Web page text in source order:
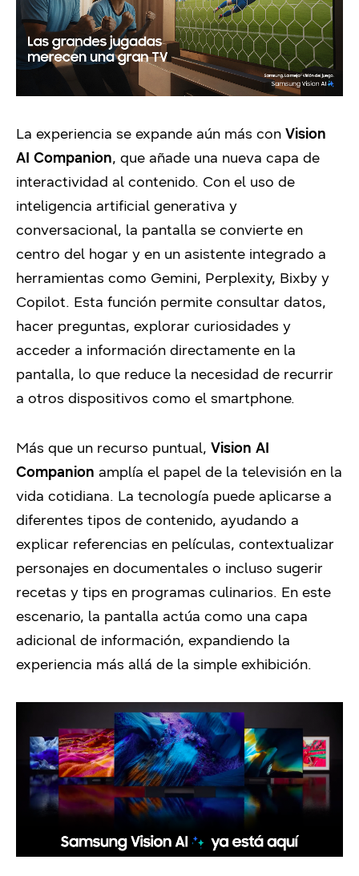
La experiencia se expande aún más con Vision
AI Companion, que añade una nueva capa de
interactividad al contenido. Con el uso de
inteligencia artificial generativa y
conversacional, la pantalla se convierte en
centro del hogar y en un asistente integrado a
herramientas como Gemini, Perplexity, Bixby y
Copilot. Esta función permite consultar datos,
hacer preguntas, explorar curiosidades y
acceder a información directamente en la
pantalla, lo que reduce la necesidad de recurrir
a otros dispositivos como el smartphone.
Más que un recurso puntual, Vision AI
Companion amplía el papel de la televisión en la
vida cotidiana. La tecnología puede aplicarse a
diferentes tipos de contenido, ayudando a
explicar referencias en películas, contextualizar
personajes en documentales o incluso sugerir
recetas y tips en programas culinarios. En este
escenario, la pantalla actúa como una capa
adicional de información, expandiendo la
experiencia más allá de la simple exhibición.